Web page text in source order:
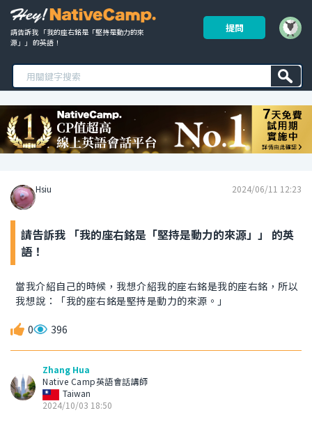
請告訴我 「我的座右銘是「堅持是動力的來
源」」 的英語！
提問
Hsiu 2024/06/11 12:23
請告訴我 「我的座右銘是「堅持是動力的來源」」 的英
語！
當我介紹自己的時候，我想介紹我的座右銘是我的座右銘，所以
我想說：「我的座右銘是堅持是動力的來源。」
0 396
Zhang Hua
Native Camp英語會話講師
Taiwan
2024/10/03 18:50